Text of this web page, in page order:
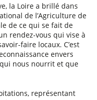
la Loire a brillé dans
de l’Agriculture de
de ce qui se fait de
rendez-vous qui vise à
faire locaux. C’est
envers
nous nourrit et que
représentant